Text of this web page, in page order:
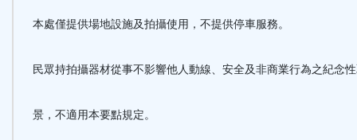
本處僅提供場地設施及拍攝使用，不提供停車服務。
民眾持拍攝器材從事不影響他人動線、安全及非商業行為之紀念
景，不適用本要點規定。